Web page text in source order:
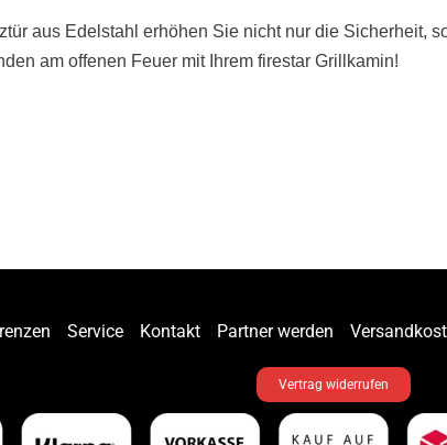
aus Edelstahl erhöhen Sie nicht nur die Sicherheit,
am offenen Feuer mit Ihrem firestar Grillkamin!
Service Kontakt Partner werden
Vertrag widerrufen